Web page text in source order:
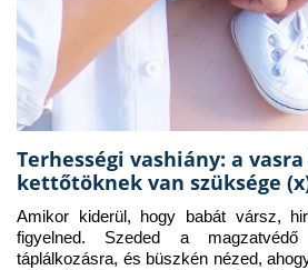
Terhességi vashiány: a
kettőtöknek van szüksége
Amikor kiderül, hogy babát vársz,
figyelned. Szeded a
táplálkozásra, és büszkén nézed,